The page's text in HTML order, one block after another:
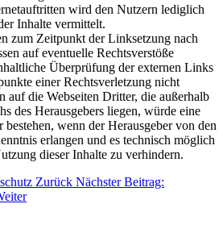
wird den Nutzern lediglich
Inhalte vermittelt.
zum Zeitpunkt der Linksetzung nach
auf eventuelle Rechtsverstöße
Überprüfung der externen Links
einer Rechtsverletzung nicht
auf die Webseiten Dritter, die außerhalb
des Herausgebers liegen, würde eine
wenn der Herausgeber von den
erlangen und es technisch möglich
dieser Inhalte zu verhindern.
Zurück Nächster Beitrag: